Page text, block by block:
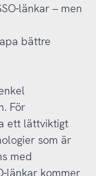
länkar – men
bättre
För
ett lättviktigt
som är
med
länkar kommer